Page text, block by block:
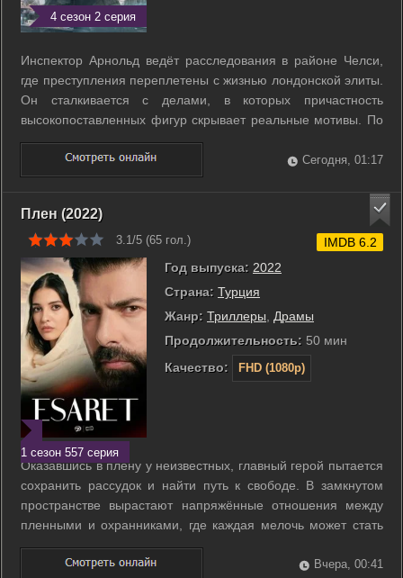
4 сезон 2 серия
Инспектор Арнольд ведёт расследования в районе Челси,
где преступления переплетены с жизнью лондонской элиты.
Он сталкивается с делами, в которых причастность
высокопоставленных фигур скрывает реальные мотивы. По
ходу следствия распутываются хитросплетения социальных
связей и личных тайн. Каждый случай требует скрупулёзного
подхода и внимательного ...
Сегодня, 01:17
Плен (2022)
3.1/5 (65 гол.)
1 сезон 557 серия
Год выпуска: 2022
Страна: Турция
Жанр: Триллеры
Драмы
Продолжительность: 50 мин
Качество:
FHD (1080p)
IMDB 6.2
Оказавшись в плену у неизвестных, главный герой пытается
сохранить рассудок и найти путь к свободе. В замкнутом
пространстве вырастают напряжённые отношения между
пленными и охранниками, где каждая мелочь может стать
подсказкой или угрозой. Постепенно открываются тайны
прошлого, которые связывают участников и меняют ставки
Вчера, 00:41